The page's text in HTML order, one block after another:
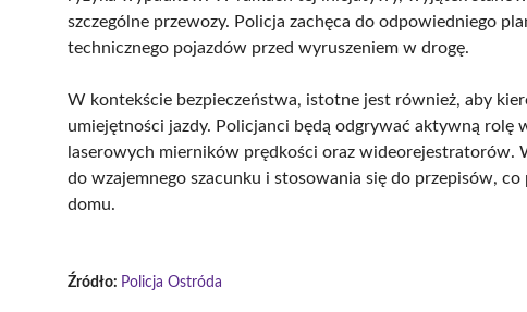
szczególne przewozy. Policja zachęca do odpowiedniego
technicznego pojazdów przed wyruszeniem w drogę.
W kontekście bezpieczeństwa, istotne jest również, aby
umiejętności jazdy. Policjanci będą odgrywać aktywną
laserowych mierników prędkości oraz wideorejestratorów.
do wzajemnego szacunku i stosowania się do przepisów,
domu.
Źródło: Policja Ostróda